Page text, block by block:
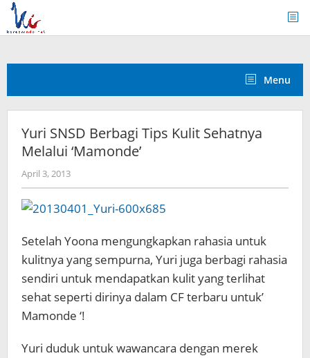
Skip
content
Menu
Yuri SNSD Berbagi Tips Kulit Sehatnya
Melalui ‘Mamonde’
April 3, 2013by
Koreanindo
Setelah Yoona mengungkapkan rahasia untuk
kulitnya yang sempurna, Yuri juga berbagi rahasia
sendiri untuk mendapatkan kulit yang terlihat
sehat seperti dirinya dalam CF terbaru untuk’
Mamonde ‘!
Yuri duduk untuk wawancara dengan merek